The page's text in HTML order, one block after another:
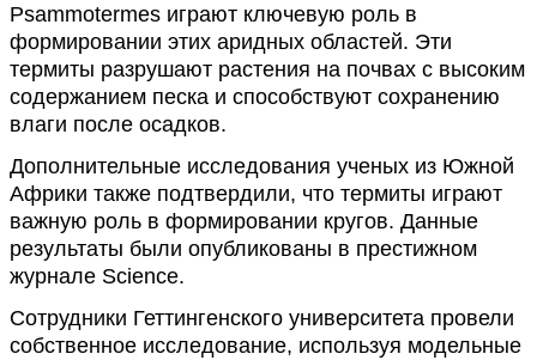
Psammotermes играют ключевую роль в
формировании этих аридных областей. Эти
термиты разрушают растения на почвах с высоким
содержанием песка и способствуют сохранению
влаги после осадков.
Дополнительные исследования ученых из Южной
Африки также подтвердили, что термиты играют
важную роль в формировании кругов. Данные
результаты были опубликованы в престижном
журнале Science.
Сотрудники Геттингенского университета провели
собственное исследование, используя модельные